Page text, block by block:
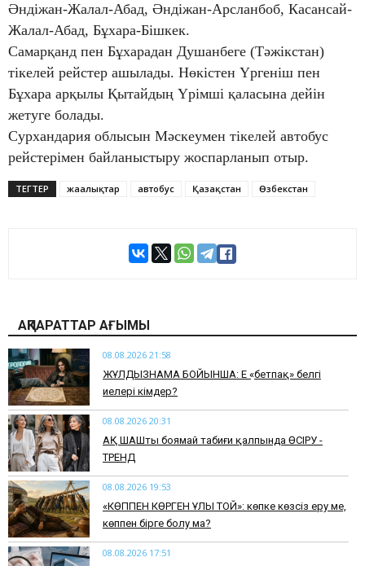
Әндіжан-Жалал-Абад, Әндіжан-Арсланбоб, Касансай-
Жалал-Абад, Бұхара-Бішкек.
Самарқанд пен Бұхарадан Душанбеге (Тәжікстан)
тікелей рейстер ашылады. Нөкістен Үргеніш пен
Бұхара арқылы Қытайдың Үрімші қаласына дейін
жетуге болады.
Сурхандария облысын Мәскеумен тікелей автобус
рейстерімен байланыстыру жоспарланып отыр.
ТЕГТЕР жаңалықтар автобус Қазақстан Өзбекстан
АҚПАРАТТАР АҒЫМЫ
08.08.2026 21:58
ЖҰЛДЫЗНАМА БОЙЫНША: Ең «бетпақ» белгі
иелері кімдер?
08.08.2026 20:31
АҚ ШАШты боямай табиғи қалпында ӨСІРУ -
ТРЕНД
08.08.2026 19:53
​«КӨППЕН КӨРГЕН ҰЛЫ ТОЙ»: көпке көзсіз еру ме,
көппен бірге болу ма?
08.08.2026 17:51